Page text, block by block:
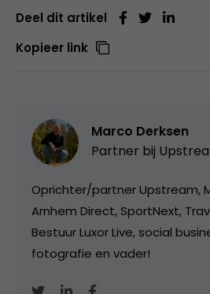
Deel dit artikel
Kopieer link
Marco Derksen
Partner bij
Oprichter/partner Upstream,
Arnhem Direct, SportNext,
Bestuur Luxor Live, social
fotografie en vader!